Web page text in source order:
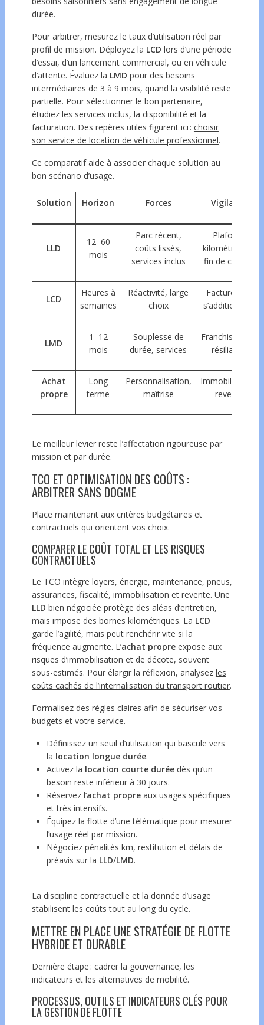
durée.
Pour arbitrer, mesurez le taux d’utilisation réel par
profil de mission. Déployez la LCD lors d’une période
d’essai, d’un lancement commercial, ou en véhicule
d’attente. Évaluez la LMD pour des besoins
intermédiaires de 3 à 9 mois, quand la visibilité reste
partielle. Pour sélectionner le bon partenaire,
étudiez les services inclus, la disponibilité et la
facturation. Des repères utiles figurent ici : choisir
son service de location de véhicule professionnel.
Ce comparatif aide à associer chaque solution au
bon scénario d’usage.
Solution Horizon Forces Vigilance
LLD
12–60
mois
Parc récent,
coûts lissés,
services inclus
Plafonds
kilométriques,
fin de contrat
LCD
Heures à
semaines
Réactivité, large
choix
Factures qui
s’additionnent
LMD
1–12
mois
Souplesse de
durée, services
Franchises km,
résiliation
Achat
propre
Long
terme
Personnalisation,
maîtrise
Immobilisation,
revente
Le meilleur levier reste l’affectation rigoureuse par
mission et par durée.
TCO ET OPTIMISATION DES COÛTS :
ARBITRER SANS DOGME
Place maintenant aux critères budgétaires et
contractuels qui orientent vos choix.
COMPARER LE COÛT TOTAL ET LES RISQUES
CONTRACTUELS
Le TCO intègre loyers, énergie, maintenance, pneus,
assurances, fiscalité, immobilisation et revente. Une
LLD bien négociée protège des aléas d’entretien,
mais impose des bornes kilométriques. La LCD
garde l’agilité, mais peut renchérir vite si la
fréquence augmente. L’achat propreexpose aux
risques d’immobilisation et de décote, souvent
sous-estimés. Pour élargir la réflexion, analysez les
coûts cachés de l’internalisation du transport routier.
Formalisez des règles claires afin de sécuriser vos
budgets et votre service.
Définissez un seuil d’utilisation qui bascule vers
la location longue durée.
Activez la location courte duréedès qu’un
besoin reste inférieur à 30 jours.
Réservez l’achat propreaux usages spécifiques
et très intensifs.
Équipez la flotte d’une télématique pour mesurer
l’usage réel par mission.
Négociez pénalités km, restitution et délais de
préavis sur la LLD/LMD.
La discipline contractuelle et la donnée d’usage
stabilisent les coûts tout au long du cycle.
METTRE EN PLACE UNE STRATÉGIE DE FLOTTE
HYBRIDE ET DURABLE
Dernière étape : cadrer la gouvernance, les
indicateurs et les alternatives de mobilité.
PROCESSUS, OUTILS ET INDICATEURS CLÉS POUR
LA GESTION DE FLOTTE